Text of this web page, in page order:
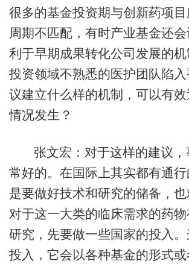
很多的基金投资期与创新药项
周期不匹配，有时产业基金还
利于早期成果转化公司发展的
投资领域不熟悉的医护团队陷
议建立什么样的机制，可以有
情况发生？
张文宏：对于这样的建议
常好的。在国际上其实都有通
是要做好技术和研究的储备，
对于这一大类的临床需求的药物
研究，先要做一些国家的投入
投入，它会以各种基金的形式